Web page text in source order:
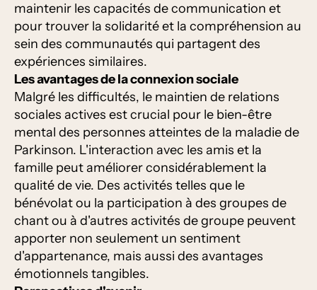
maintenir les capacités de communication et
pour trouver la solidarité et la compréhension au
sein des communautés qui partagent des
expériences similaires.
Les avantages de la connexion sociale
Malgré les difficultés, le maintien de relations
sociales actives est crucial pour le bien-être
mental des personnes atteintes de la maladie de
Parkinson. L'interaction avec les amis et la
famille peut améliorer considérablement la
qualité de vie. Des activités telles que le
bénévolat ou la participation à des groupes de
chant ou à d'autres activités de groupe peuvent
apporter non seulement un sentiment
d'appartenance, mais aussi des avantages
émotionnels tangibles.